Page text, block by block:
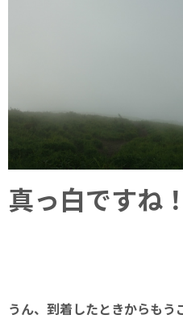
真っ白ですね！
うん、到着したときからもう